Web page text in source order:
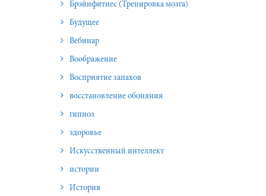
Брэйнфитнес (Тренировка мозга)
Будущее
Вебинар
Воображение
Восприятие запахов
восстановление обоняния
гипноз
здоровье
Искусственный интеллект
истории
История